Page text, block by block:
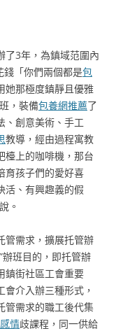
了3年，為鎮域范圍內
錢「你們兩個都是包
她那極度鎮靜且優雅
，裝備包養網推薦了
、創意美術、手工
教導，經由過程寓教
檯上的咖啡機，那台
育孩子們的愛好喜
活、有興趣義的假
。
管需求，擴展托管辦
班目的，即托管辦
鎮街社區工會重要
介入辦三種形式，
管需求的職工後代集
情歧課程，同一供給